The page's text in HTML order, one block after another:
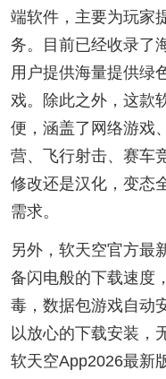
端软件，主要为玩家
务。目前已经收录了
用户提供海量提供绿
戏。除此之外，这款
便，涵盖了网络游戏
营、飞行射击、赛车
修改还是汉化，变态
需求。
另外，软天空官方最
备闪电般的下载速度
毒，数据包游戏自动
以放心的下载安装，
软天空App2026最新